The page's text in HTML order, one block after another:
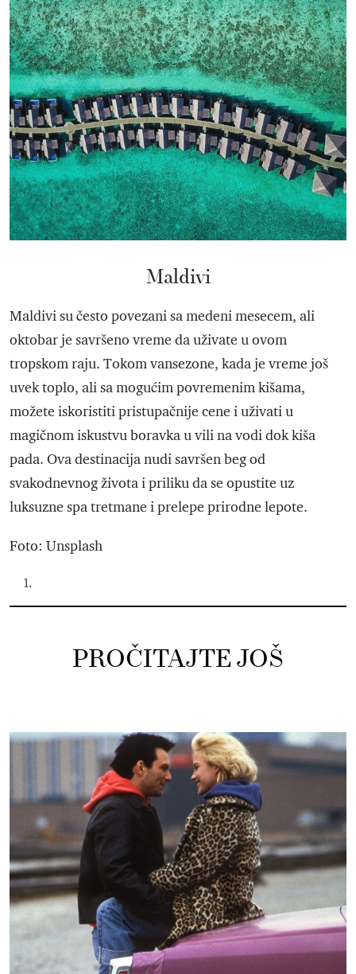
Maldivi
Maldivi su često povezani sa medeni mesecem, ali
oktobar je savršeno vreme da uživate u ovom
tropskom raju. Tokom vansezone, kada je vreme još
uvek toplo, ali sa mogućim povremenim kišama,
možete iskoristiti pristupačnije cene i uživati u
magičnom iskustvu boravka u vili na vodi dok kiša
pada. Ova destinacija nudi savršen beg od
svakodnevnog života i priliku da se opustite uz
luksuzne spa tretmane i prelepe prirodne lepote.
Foto: Unsplash
PROČITAJTE JOŠ